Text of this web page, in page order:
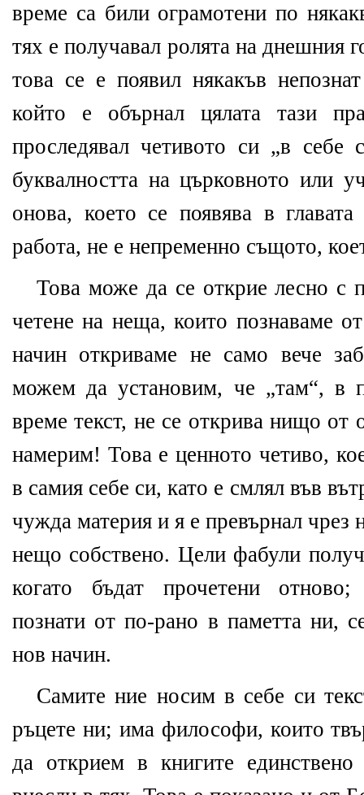
време са били ограмотени по
тях е получавал ролята на днешния
това се е появил някакъв
който е обърнал цялата тази
проследявал четивото си „в себе
буквалността на църковното или
онова, което се появява в
работа, не е непременно същото,
Това може да се открие лесно с
четене на неща, които познаваме
начин откриваме не само вече
можем да установим, че „там“, в
време текст, не се открива нищо от
намерим! Това е ценното четиво,
в самия себе си, като е смлял във
чужда материя и я е превърнал чрез
нещо собствено. Цели фабули
когато бъдат прочетени
познати от по-рано в паметта ни,
нов начин.
Самите ние носим в себе си
ръцете ни; има философи, които
да открием в книгите